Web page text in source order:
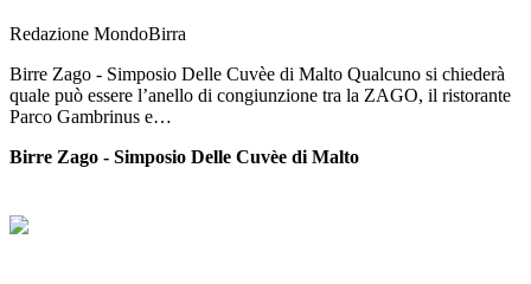
Redazione MondoBirra
Birre Zago - Simposio Delle Cuvèe di Malto Qualcuno si chiederà
quale può essere l’anello di congiunzione tra la ZAGO, il ristorante
Parco Gambrinus e…
Birre Zago - Simposio Delle Cuvèe di Malto